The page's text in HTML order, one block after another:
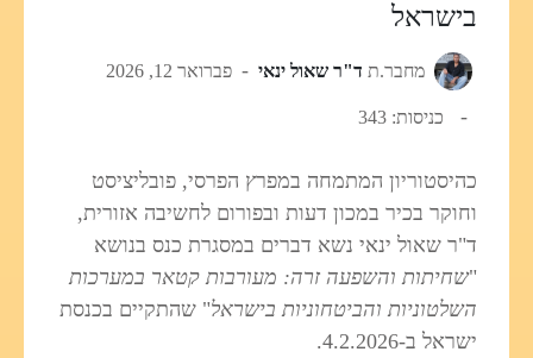
בישראל
מחבר.ת ד"ר שאול ינאי פברואר 12, 2026
כניסות: 343
כהיסטוריון המתמחה במפרץ הפרסי, פובליציסט
וחוקר בכיר במכון דעות ובפורום לחשיבה אזורית,
ד"ר שאול ינאי נשא דברים במסגרת כנס בנושא
"שחיתות והשפעה זרה: מעורבות קטאר במערכות
השלטוניות והביטחוניות בישראל" שהתקיים בכנסת
ישראל ב-4.2.2026.